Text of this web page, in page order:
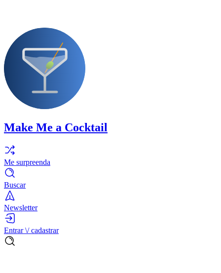
Make Me a Cocktail
Me surpreenda
Buscar
Newsletter
Entrar \/ cadastrar